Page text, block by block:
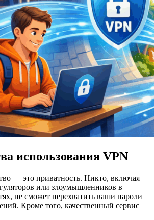
использования VPN
— это приватность. Никто, включая
или злоумышленников в
не сможет перехватить ваши пароли
Кроме того, качественный сервис